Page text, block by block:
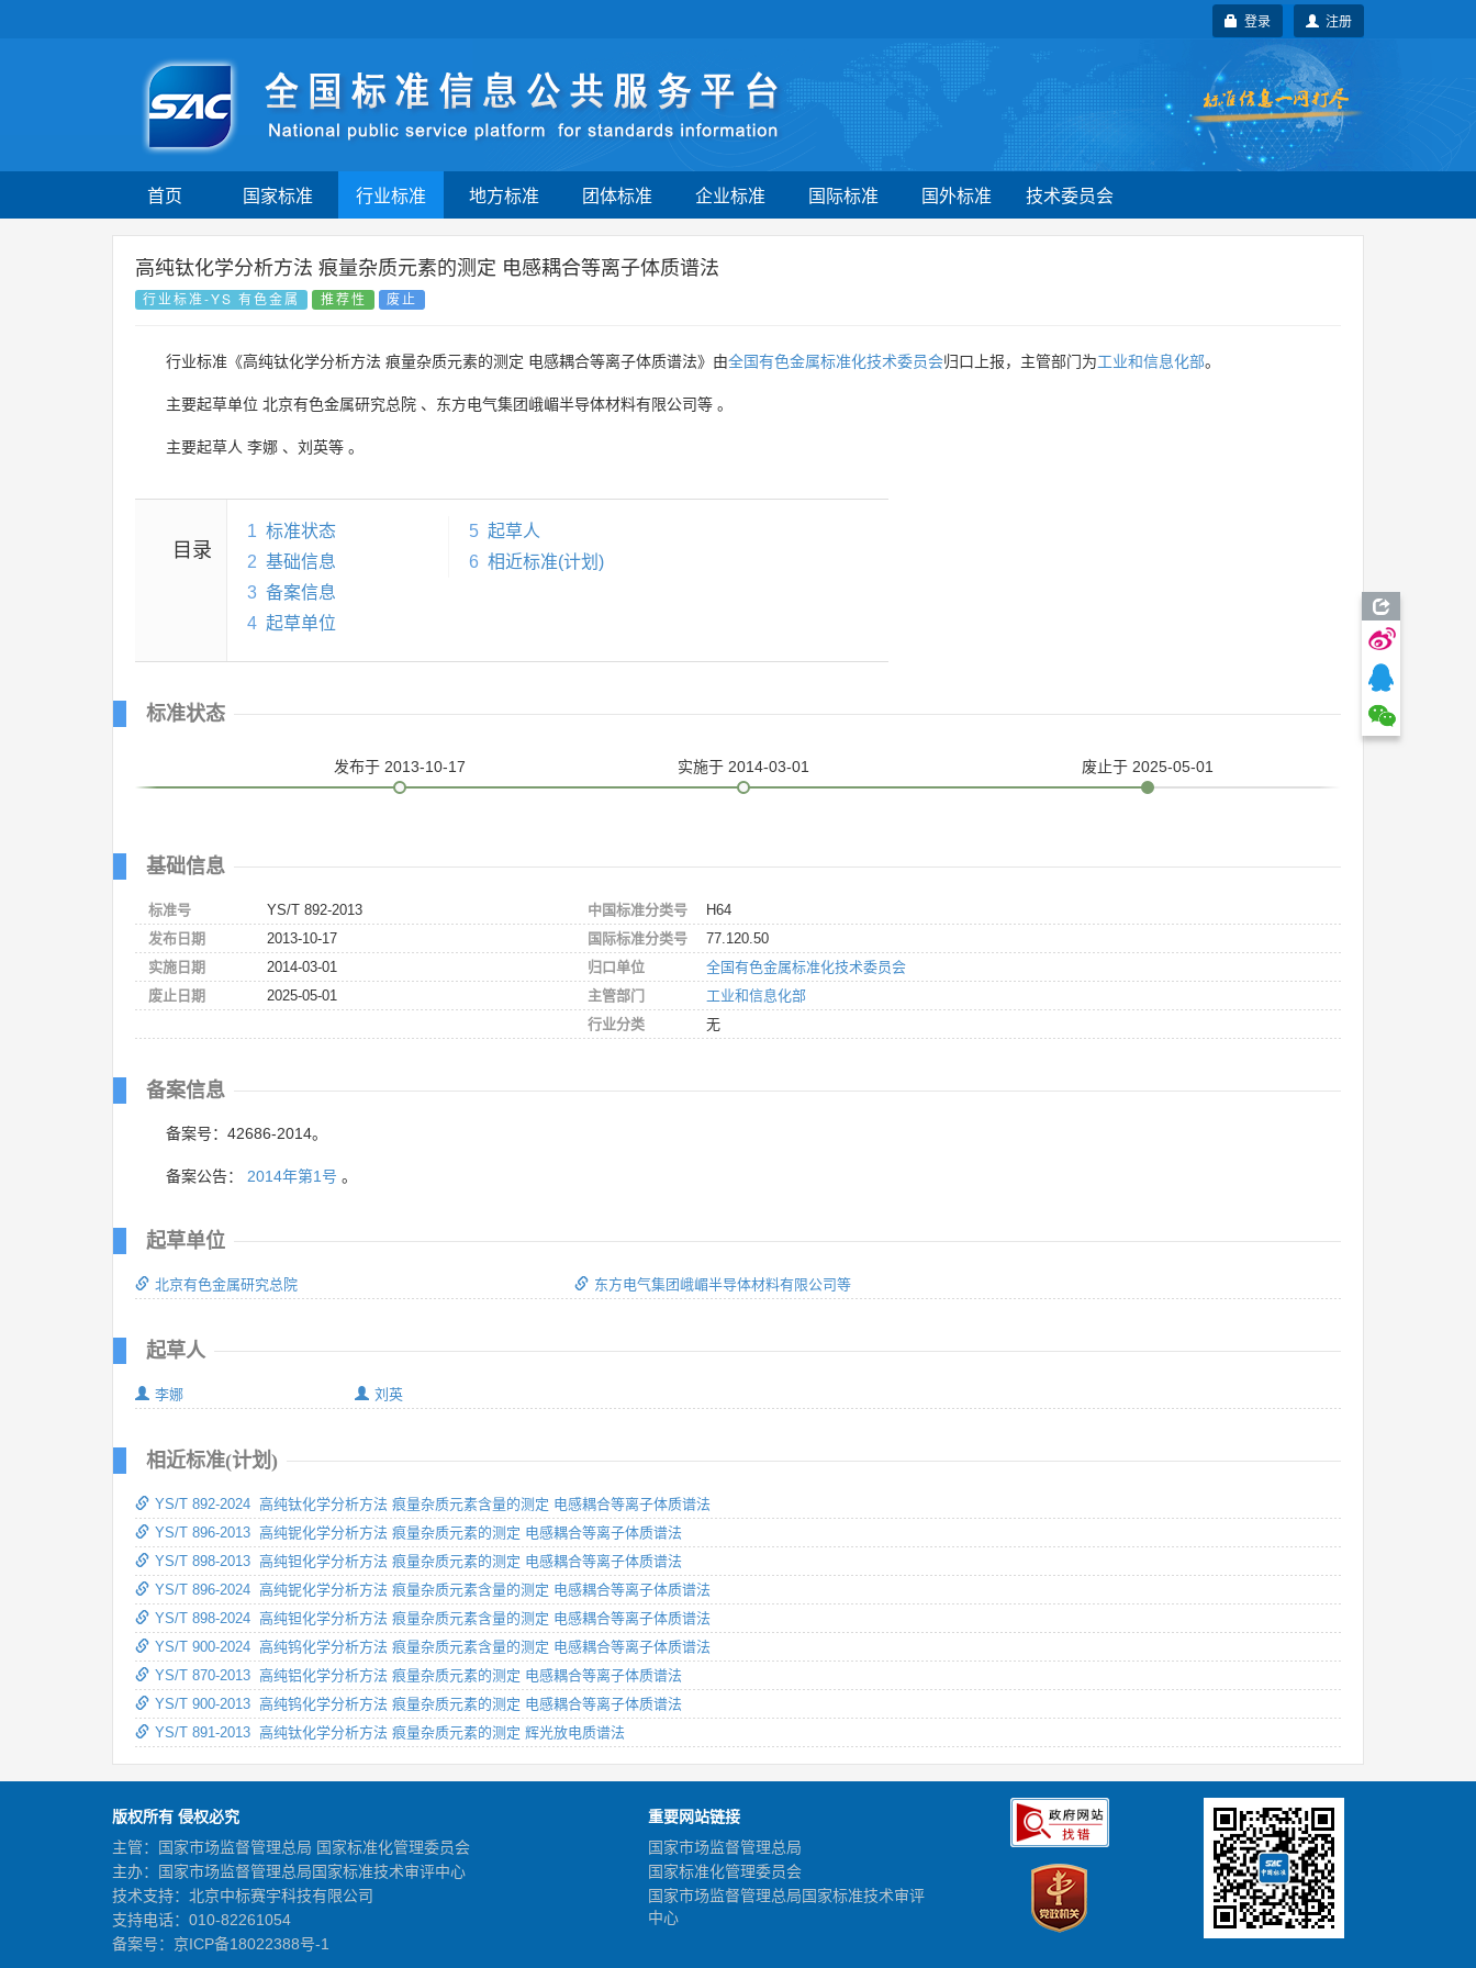
注册
登录
首页 国家标准 行业标准 地方标准 团体标准 企业标准 国际标准 国外标准 技术委员会
高纯钛化学分析方法 痕量杂质元素的测定 电感耦合等离子体质谱法
行业标准-YS 有色金属 推荐性 废止
行业标准《高纯钛化学分析方法 痕量杂质元素的测定 电感耦合等离子体质谱法》由全国有色金属标准化技术委员会归口上报，主管部门为工业和信息化部。
主要起草单位 北京有色金属研究总院 、 东方电气集团峨嵋半导体材料有限公司等 。
主要起草人 李娜 、 刘英等 。
目录
1 标准状态
2 基础信息
3 备案信息
4 起草单位
5 起草人
6 相近标准(计划)
标准状态
发布于 2013-10-17 实施于 2014-03-01 废止于 2025-05-01
基础信息
标准号
YS/T 892-2013
发布日期
2013-10-17
实施日期
2014-03-01
废止日期
2025-05-01
中国标准分类号
H64
国际标准分类号
77.120.50
归口单位
全国有色金属标准化技术委员会
主管部门
工业和信息化部
行业分类
无
备案信息
备案号：42686-2014。
备案公告： 2014年第1号 。
起草单位
北京有色金属研究总院 东方电气集团峨嵋半导体材料有限公司等
起草人
李娜 刘英
相近标准(计划)
YS/T 892-2024 高纯钛化学分析方法 痕量杂质元素含量的测定 电感耦合等离子体质谱法
YS/T 896-2013 高纯铌化学分析方法 痕量杂质元素的测定 电感耦合等离子体质谱法
YS/T 898-2013 高纯钽化学分析方法 痕量杂质元素的测定 电感耦合等离子体质谱法
YS/T 896-2024 高纯铌化学分析方法 痕量杂质元素含量的测定 电感耦合等离子体质谱法
YS/T 898-2024 高纯钽化学分析方法 痕量杂质元素含量的测定 电感耦合等离子体质谱法
YS/T 900-2024 高纯钨化学分析方法 痕量杂质元素含量的测定 电感耦合等离子体质谱法
YS/T 870-2013 高纯铝化学分析方法 痕量杂质元素的测定 电感耦合等离子体质谱法
YS/T 900-2013 高纯钨化学分析方法 痕量杂质元素的测定 电感耦合等离子体质谱法
YS/T 891-2013 高纯钛化学分析方法 痕量杂质元素的测定 辉光放电质谱法
版权所有 侵权必究
主管：国家市场监督管理总局 国家标准化管理委员会
主办：国家市场监督管理总局国家标准技术审评中心
技术支持：北京中标赛宇科技有限公司
支持电话：010-82261054
备案号： 京ICP备18022388号-1
重要网站链接
国家市场监督管理总局
国家标准化管理委员会
国家市场监督管理总局国家标准技术审评
中心